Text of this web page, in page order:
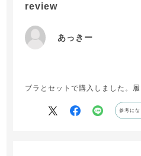
review
あっきー
ブラとセットで購入しました。履
参考にな